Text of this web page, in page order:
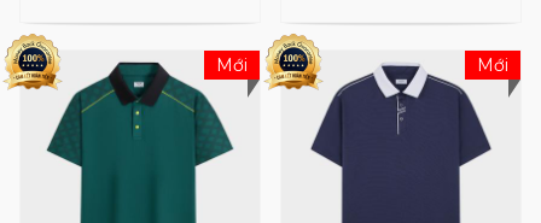
Mới Mới